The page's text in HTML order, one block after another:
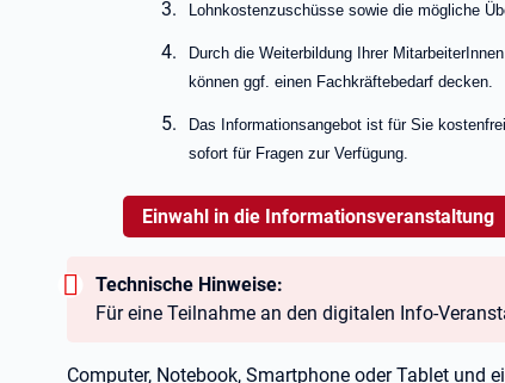
Lohnkostenzuschüsse sowie die mögliche
Durch die Weiterbildung Ihrer
können ggf. einen Fachkräftebedarf decken.
Das Informationsangebot ist für Sie
sofort für Fragen zur Verfügung.
Einwahl in die Informationsveranstaltung
Warnung:
Technische Hinweise:
Für eine Teilnahme an den digitalen Info-
Computer, Notebook, Smartphone oder Tablet und